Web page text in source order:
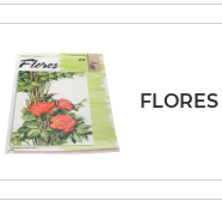
FLORES